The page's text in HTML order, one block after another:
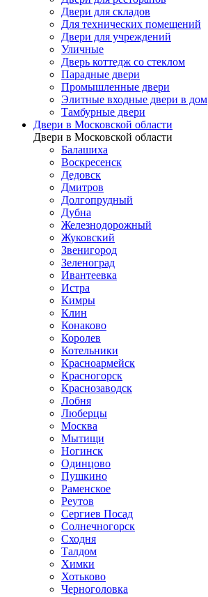
Двери для складов
Для технических помещений
Двери для учреждений
Уличные
Дверь коттедж со стеклом
Парадные двери
Промышленные двери
Элитные входные двери в дом
Тамбурные двери
Двери в Московской области
Двери в Московской области
Балашиха
Воскресенск
Дедовск
Дмитров
Долгопрудный
Дубна
Железнодорожный
Жуковский
Звенигород
Зеленоград
Ивантеевка
Истра
Кимры
Клин
Конаково
Королев
Котельники
Красноармейск
Красногорск
Краснозаводск
Лобня
Люберцы
Москва
Мытищи
Ногинск
Одинцово
Пушкино
Раменское
Реутов
Сергиев Посад
Солнечногорск
Сходня
Талдом
Химки
Хотьково
Черноголовка